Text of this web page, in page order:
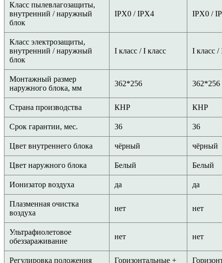
Класс пылевлагозащиты,
внутренний / наружный
блок
IPX0 / IPX4 IPX0 /
Класс электрозащиты,
внутренний / наружный
блок
I класс / I класс I класс /
Монтажный размер
наружного блока, мм
362*256 362*256
Страна производства КНР КНР
Срок гарантии, мес. 36 36
Цвет внутреннего блока чёрный чёрный
Цвет наружного блока Белый Белый
Ионизатор воздуха да да
Плазменная очистка
воздуха
нет нет
Ультрафиолетовое
обеззараживание
нет нет
Регулировка положения
Горизонтальные +